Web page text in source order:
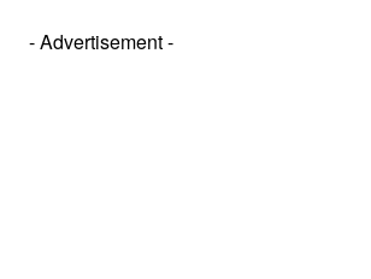
- Advertisement -